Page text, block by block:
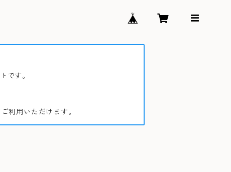
です。
利用いただけます。